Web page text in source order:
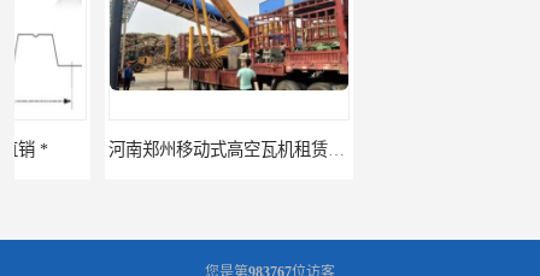
河南郑州移动式高空瓦机租赁公司 提高施工效率